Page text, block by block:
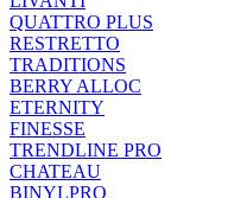
QUATTRO PLUS
RESTRETTO
TRADITIONS
BERRY ALLOC
ETERNITY
FINESSE
TRENDLINE PRO
CHATEAU
BINYLPRO